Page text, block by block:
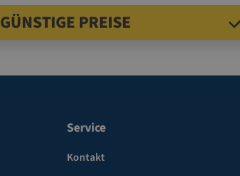
GÜNSTIGE PREISE
Service
Kontakt